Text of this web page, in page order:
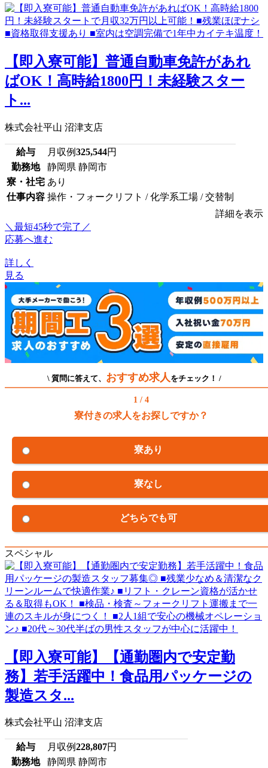
【即入寮可能】普通自動車免許があれ
ばOK！高時給1800円！未経験スター
ト...
株式会社平山 沼津支店
給与 月収例325,544円
勤務地
静岡県 静岡市
寮・社宅 あり
仕事内容 操作・フォークリフト / 化学系工場 / 交替制
詳細を表示
＼最短45秒で完了／
応募へ進む
詳しく
見る
\ 質問に答えて、 おすすめ求人 をチェック！ /
1 / 4
寮付きの求人をお探しですか？
寮あり
寮なし
どちらでも可
スペシャル
【即入寮可能】【通勤圏内で安定勤
務】若手活躍中！食品用パッケージの
製造スタ...
株式会社平山 沼津支店
給与 月収例228,807円
勤務地
静岡県 静岡市